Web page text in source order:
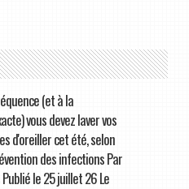
(et à la
vous devez laver vos
d'oreiller cet été, selon
des infections Par
le 25 juillet 26 Le